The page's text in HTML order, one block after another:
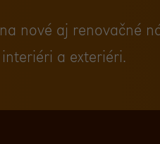
nové aj renovačné
a exteriéri.